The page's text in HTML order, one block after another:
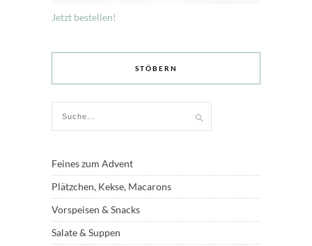
Jetzt bestellen!
STÖBERN
Feines zum Advent
Plätzchen, Kekse, Macarons
Vorspeisen & Snacks
Salate & Suppen